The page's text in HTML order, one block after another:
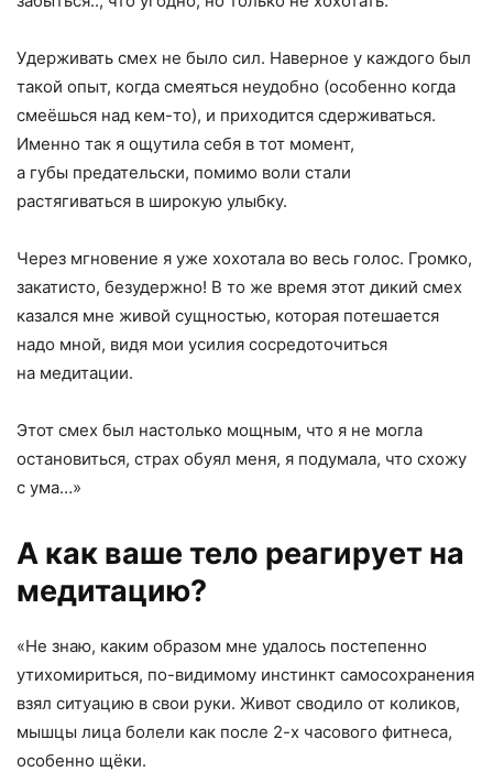
Удерживать смех не было сил. Наверное у каждого был
такой опыт, когда смеяться неудобно (особенно когда
смеёшься над кем-то), и приходится сдерживаться.
Именно так я ощутила себя в тот момент,
а губы предательски, помимо воли стали
растягиваться в широкую улыбку.
Через мгновение я уже хохотала во весь голос. Громко,
закатисто, безудержно! В то же время этот дикий смех
казался мне живой сущностью, которая потешается
надо мной, видя мои усилия сосредоточиться
на медитации.
Этот смех был настолько мощным, что я не могла
остановиться, страх обуял меня, я подумала, что схожу
с ума…»
А как ваше тело реагирует на
медитацию?
«Не знаю, каким образом мне удалось постепенно
утихомириться, по-видимому инстинкт самосохранения
взял ситуацию в свои руки. Живот сводило от коликов,
мышцы лица болели как после 2-х часового фитнеса,
особенно щёки.